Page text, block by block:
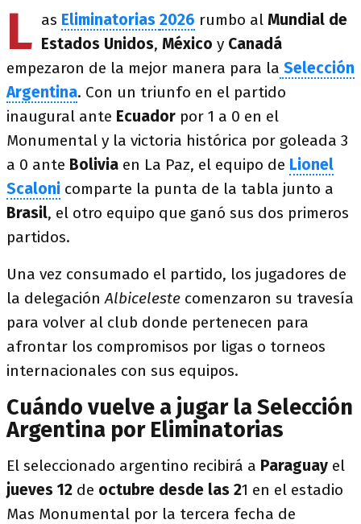
L as Eliminatorias 2026 rumbo al Mundial de
Estados Unidos, México y Canadá
empezaron de la mejor manera para la Selección
Argentina. Con un triunfo en el partido
inaugural ante Ecuador por 1 a 0 en el
Monumental y la victoria histórica por goleada 3
a 0 ante Bolivia en La Paz, el equipo de Lionel
Scaloni comparte la punta de la tabla junto a
Brasil, el otro equipo que ganó sus dos primeros
partidos.
Una vez consumado el partido, los jugadores de
la delegaciónAlbiceleste comenzaron su travesía
para volver al club donde pertenecen para
afrontar los compromisos por ligas o torneos
internacionales con sus equipos.
Cuándo vuelve a jugar la Selección
Argentina por Eliminatorias
El seleccionado argentino recibirá a Paraguay el
jueves 12 de octubre desde las 21 en el estadio
Mas Monumental por la tercera fecha de